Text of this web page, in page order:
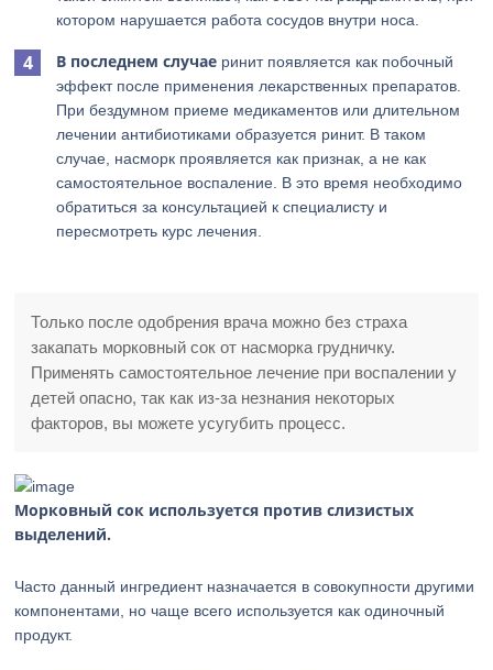
котором нарушается работа сосудов внутри носа.
В последнем случае ринит появляется как побочный
эффект после применения лекарственных препаратов.
При бездумном приеме медикаментов или длительном
лечении антибиотиками образуется ринит. В таком
случае, насморк проявляется как признак, а не как
самостоятельное воспаление. В это время необходимо
обратиться за консультацией к специалисту и
пересмотреть курс лечения.
Только после одобрения врача можно без страха
закапать морковный сок от насморка грудничку.
Применять самостоятельное лечение при воспалении у
детей опасно, так как из-за незнания некоторых
факторов, вы можете усугубить процесс.
Морковный сок используется против слизистых
выделений.
Часто данный ингредиент назначается в совокупности другими
компонентами, но чаще всего используется как одиночный
продукт.